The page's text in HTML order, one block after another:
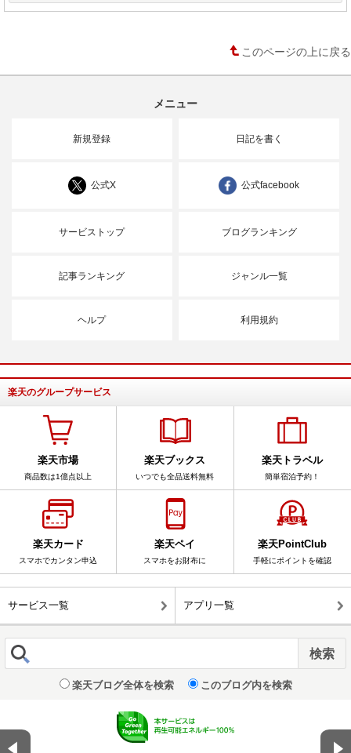
このページの上に戻る
メニュー
新規登録 日記を書く
公式X 公式facebook
サービストップ ブログランキング
記事ランキング ジャンル一覧
ヘルプ 利用規約
楽天のグループサービス
楽天市場
商品数は1億点以上
楽天ブックス
いつでも全品送料無料
楽天トラベル
簡単宿泊予約！
楽天カード
スマホでカンタン申込
楽天ペイ
スマホをお財布に
楽天PointClub
手軽にポイントを確認
サービス一覧 アプリ一覧
楽天ブログ全体を検索 このブログ内を検索